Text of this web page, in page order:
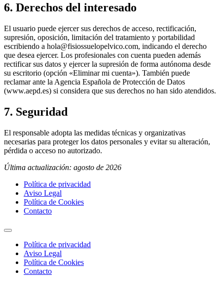
6. Derechos del interesado
El usuario puede ejercer sus derechos de acceso, rectificación,
supresión, oposición, limitación del tratamiento y portabilidad
escribiendo a hola@fisiossuelopelvico.com, indicando el derecho
que desea ejercer. Los profesionales con cuenta pueden además
rectificar sus datos y ejercer la supresión de forma autónoma desde
su escritorio (opción «Eliminar mi cuenta»). También puede
reclamar ante la Agencia Española de Protección de Datos
(www.aepd.es) si considera que sus derechos no han sido atendidos.
7. Seguridad
El responsable adopta las medidas técnicas y organizativas
necesarias para proteger los datos personales y evitar su alteración,
pérdida o acceso no autorizado.
Última actualización: agosto de 2026
Política de privacidad
Aviso Legal
Política de Cookies
Contacto
Política de privacidad
Aviso Legal
Política de Cookies
Contacto